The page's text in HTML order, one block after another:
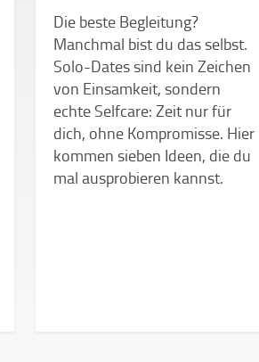
Die beste Begleitung?
Manchmal bist du das selbst.
Solo-Dates sind kein Zeichen
von Einsamkeit, sondern
echte Selfcare: Zeit nur für
dich, ohne Kompromisse. Hier
kommen sieben Ideen, die du
mal ausprobieren kannst.